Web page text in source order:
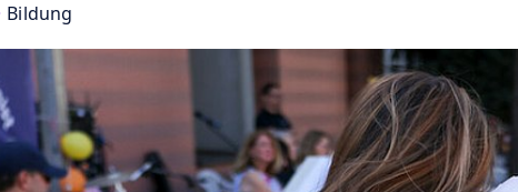
Bildung